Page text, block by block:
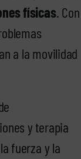
físicas. Con
a la movilidad
y terapia
fuerza y la